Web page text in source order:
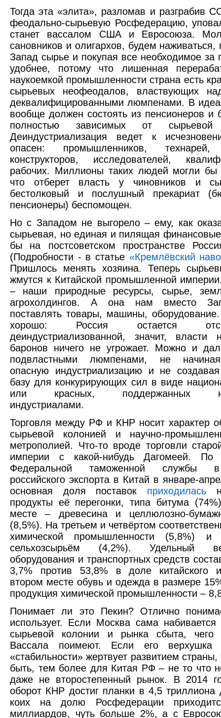
Тогда эта «элита», разломав и разграбив
феодально-сырьевую Росфедерацию,
станет вассалом США и Евросоюза.
сановников и олигархов, будем наживаться,
Запад сырье и покупая все необходимое за
удобнее, потому что лишенная
наукоемкой промышленности страна есть
сырьевых неофеодалов, властвующих
деквалифицированными люмпенами. В
вообще должен состоять из пенсионеров и
полностью зависимых от сырьевой
Деиндустриализация ведет к
опасен: промышленников, технарей,
конструкторов, исследователей,
рабочих. Миллионы таких людей могли бы
что отберет власть у чиновников и
бестолковый и послушный прекариат
пенсионеры) беспомощен.
Но с Западом не выгорело – ему, как
сырьевая, но единая и пилящая финансовые
бы на постсоветском пространстве
(Подробности - в статье «Кремлёвский
Пришлось менять хозяина. Теперь
жмутся к Китайской промышленной
– наши природные ресурсы, сырье,
агрохолдингов. А она нам вместо
поставлять товары, машины,
хорошо: Россия остается
деиндустриализованной, значит, власти
баронов ничего не угрожает. Можно и
подвластными люмпенами, не
опасную индустриализацию и не
базу для конкурирующих сил в виде
или красных, поддержанных
индустриалами.
Торговля между РФ и КНР носит характер
сырьевой колонией и научно-
метрополией. Что-то вроде торговли
империи с какой-нибудь Дагомеей. По
Федеральной таможенной службы в
российского экспорта в Китай в январе-
основная доля поставок приходилась
продукты её перегонки, типа битума
месте – древесина и целлюлозно-
(8,5%). На третьем и четвёртом
химической промышленности (5,8%) и
сельхозсырьём (4,2%). Удельный
оборудования и транспортных средств
3,7% против 53,8% в доле китайского
втором месте обувь и одежда в размере
продукция химической промышленности –
Понимает ли это Пекин? Отлично
использует. Если Москва сама набивается
сырьевой колонии и рынка сбыта,
Вассала поимеют. Если его верхушка
«стабильности» жертвует развитием страны,
быть, тем более для Китая РФ – не то что
даже не второстепенный рынок. В 2014
оборот КНР достиг планки в 4,5 триллиона
коих на долю Росфедерации
миллиардов, чуть больше 2%, а с